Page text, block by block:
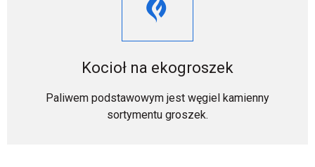
Kocioł na ekogroszek
Paliwem podstawowym jest węgiel kamienny
sortymentu groszek.